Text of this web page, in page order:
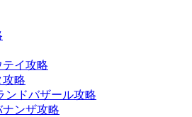
テイ攻略
攻略
ンドバザール攻略
ナンザ攻略